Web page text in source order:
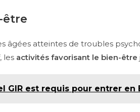
être
âgées atteintes de troubles
les activités favorisant le bien-être
GIR est requis pour entrer en